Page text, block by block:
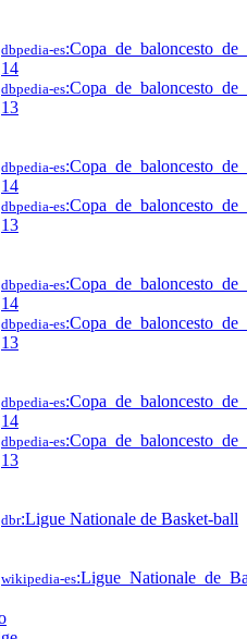
dbpedia-es
14
dbpedia-es
13
dbpedia-es
14
dbpedia-es
13
dbpedia-es
14
dbpedia-es
13
dbpedia-es
14
dbpedia-es
13
dbr:Ligue Nationale de Basket-ball
wikipedia-es